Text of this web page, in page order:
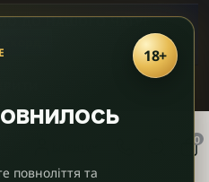
ДО НАШОГО ЧАТУ!
0
18+
повноліття та